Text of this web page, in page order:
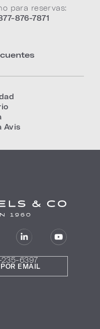
para reservas:
876-7871
Avis
6397
EMAIL